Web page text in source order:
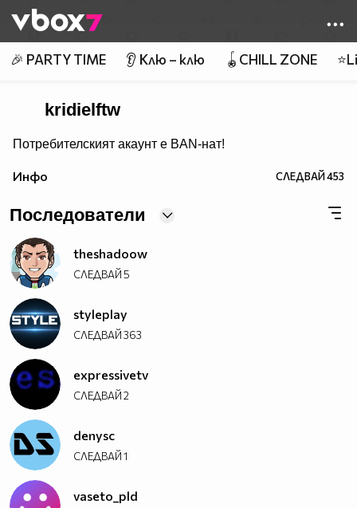
👾
🎉 PARTY TIME 👂 Клю – клю 🪀CHILL ZONE
kridielftw
Потребителският акаунт е BAN-нат!
Инфо СЛЕДВАЙ453
Последователи
theshadoow
СЛЕДВАЙ5
styleplay
СЛЕДВАЙ363
expressivetv
СЛЕДВАЙ2
denysc
СЛЕДВАЙ1
vaseto_pld